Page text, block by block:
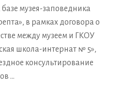
музея-заповедника
в рамках договора о
между музеем и ГКОУ
школа-интернат № 5»,
консультирование